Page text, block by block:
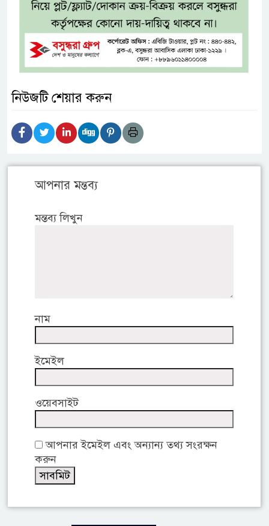
নিউজটি শেয়ার করুন
আপনার মন্তব্য
মন্তব্য লিখুন
নাম
ইমেইল
ওয়েবসাইট
আপনার ইমেইল এবং অন্যান্য তথ্য সংরক্ষন
করুন